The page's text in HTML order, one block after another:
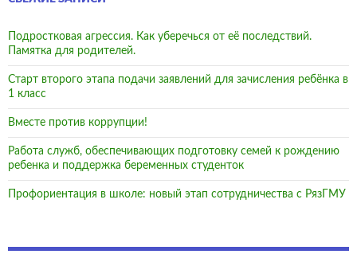
Подростковая агрессия. Как уберечься от её последствий.
Памятка для родителей.
Старт второго этапа подачи заявлений для зачисления ребёнка в
1 класс
Вместе против коррупции!
Работа служб, обеспечивающих подготовку семей к рождению
ребенка и поддержка беременных студенток
Профориентация в школе: новый этап сотрудничества с РязГМУ